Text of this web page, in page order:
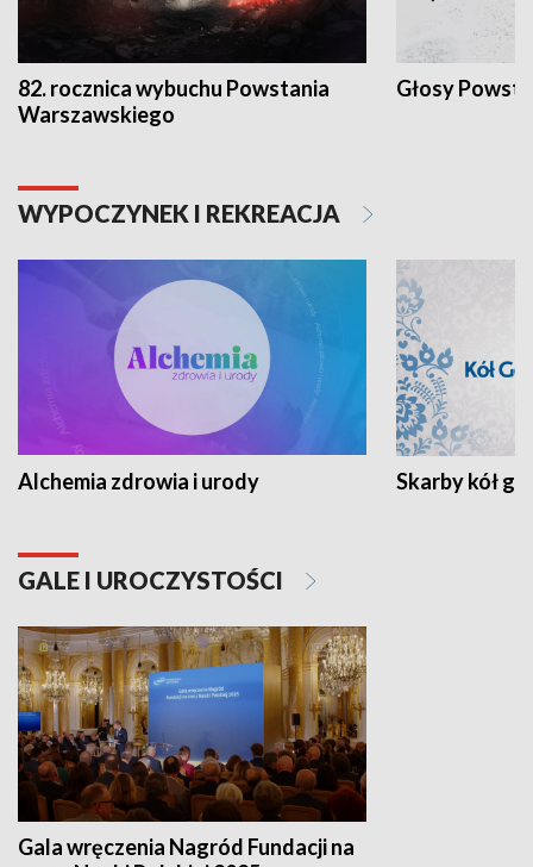
82. rocznica wybuchu Powstania
Warszawskiego
Głosy
WYPOCZYNEK I REKREACJA
Alchemia zdrowia i urody Skarby kół
GALE I UROCZYSTOŚCI
Gala wręczenia Nagród Fundacji na